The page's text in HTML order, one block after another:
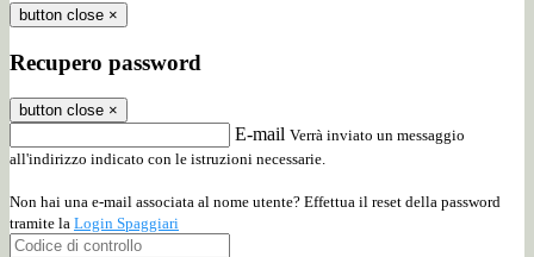
button close ×
Recupero password
button close ×
E-mail Verrà inviato un messaggio
all'indirizzo indicato con le istruzioni necessarie.
Non hai una e-mail associata al nome utente? Effettua il reset della password
tramite la Login Spaggiari